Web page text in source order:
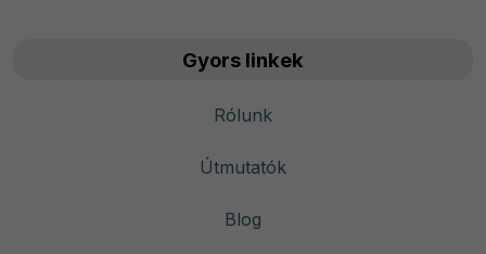
Gyors linkek
Rólunk
Útmutatók
Blog